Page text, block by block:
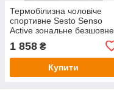
Термобілизна чоловіче
спортивне Sesto Senso
Active зональне безшовне
1 858 ₴
Купити